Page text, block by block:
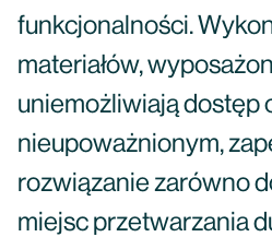
funkcjonalności.
materiałów,
uniemożliwiają dostęp
nieupoważnionym,
rozwiązanie zarówno
miejsc przetwarzania